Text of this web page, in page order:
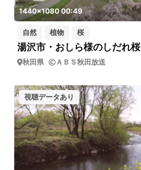
1440x1080 00:49
自然 植物 桜
湯沢市・おしら様のしだれ桜
秋田県 ＡＢＳ秋田放送
視聴データあり